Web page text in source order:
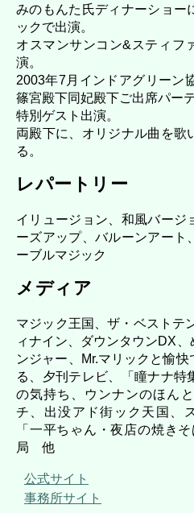
みのもんた氏ディナーショー
ックで出演。
オスマンサンコン&スティフ
演。
2003年7月インドアグリーン
篠宮殿下同妃殿下ご出席パー
特別ゲスト出演。
両殿下に、オリジナル曲を歌
る。
レパートリー
イリュージョン、和風バージ
ーズアップ、バルーンアート
ーブルマジック
メディア
マジック王国、ザ・ベストテ
ィナイン、ダウンタウンDX
ンジャー、Mr.マリックと愉
る、夕刊テレビ、「瞳ナナ特
の気持ち、ウンナンのほん
チ、出没アド街ック天国、
「一平ちゃん・夜店の焼き
局 他
公式サイト
事務所サイト